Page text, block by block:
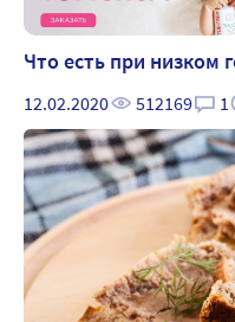
Что есть при низком
12.02.2020 512169 1